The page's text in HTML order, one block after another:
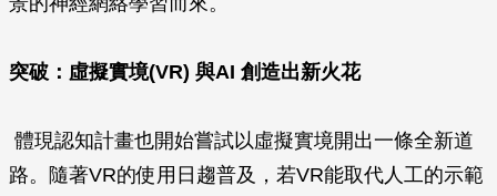
突破：虛擬實境(VR) 與AI 創造出新火花
體現認知計畫也開始嘗試以虛擬實境開出一條全新道
路。隨著VR的使用日趨普及，若VR能取代人工的示範